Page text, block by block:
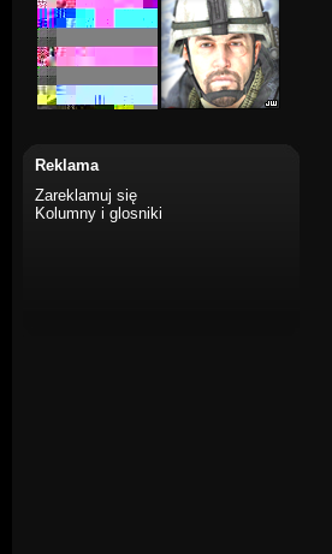
Reklama
Zareklamuj się
Kolumny i glosniki